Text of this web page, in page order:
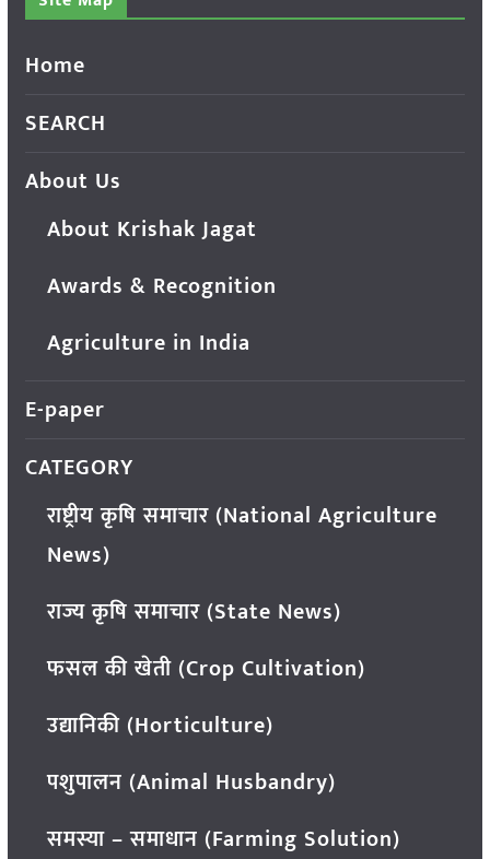
Home
SEARCH
About Us
About Krishak Jagat
Awards & Recognition
Agriculture in India
E-paper
CATEGORY
राष्ट्रीय कृषि समाचार (National Agriculture
News)
राज्य कृषि समाचार (State News)
फसल की खेती (Crop Cultivation)
उद्यानिकी (Horticulture)
पशुपालन (Animal Husbandry)
समस्या – समाधान (Farming Solution)